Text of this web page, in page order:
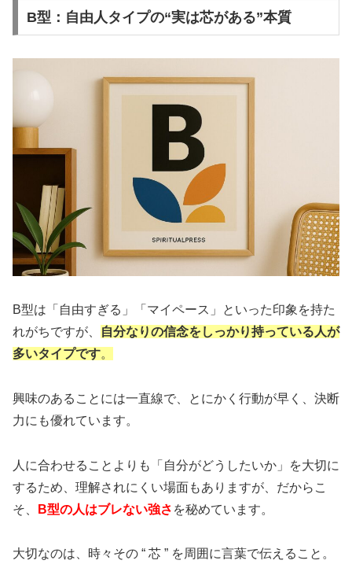
B型：自由人タイプの“実は芯がある”本質
B型は「自由すぎる」「マイペース」といった印象を持た
れがちですが、
自分なりの信念をしっかり持っている人が
多いタイプです。
興味のあることには一直線で、とにかく行動が早く、決断
力にも優れています。
人に合わせることよりも「自分がどうしたいか」を大切に
するため、理解されにくい場面もありますが、だからこ
そ、
B型の人はブレない強さ を秘めています。
大切なのは、時々その “ 芯 ” を周囲に言葉で伝えること。